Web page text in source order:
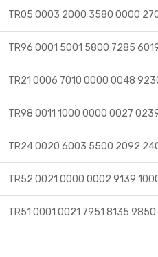
TR05 0003 2000 3580 0000
TR96 0001 5001 5800 7285
TR21 0006 7010 0000 0048
TR98 0011 1000 0000 0027
TR24 0020 6003 5500 2092
TR52 0021 0000 0002 9139
TR51 0001 0021 7951 8135 9850